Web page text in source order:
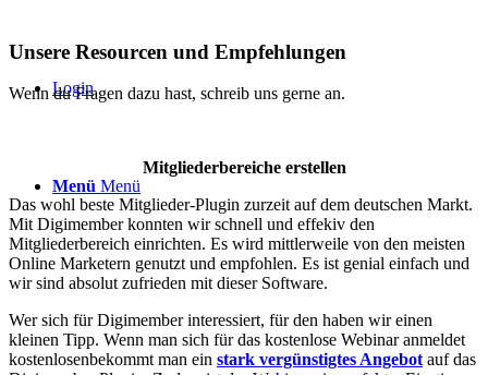
Login
Menü Menü
Unsere Resourcen und Empfehlungen
Wenn du Fragen dazu hast, schreib uns gerne an.
Mitgliederbereiche erstellen
Das wohl beste Mitglieder-Plugin zurzeit auf dem deutschen Markt.
Mit Digimember konnten wir schnell und effekiv den
Mitgliederbereich einrichten. Es wird mittlerweile von den meisten
Online Marketern genutzt und empfohlen. Es ist genial einfach und
wir sind absolut zufrieden mit dieser Software.
Wer sich für Digimember interessiert, für den haben wir einen
kleinen Tipp. Wenn man sich für das kostenlose Webinar anmeldet
kostenlosenbekommt man ein stark vergünstigtes Angebotauf das